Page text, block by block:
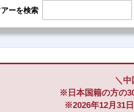
ーを検索
＼中
※日本国籍の方の
※2026年12月31